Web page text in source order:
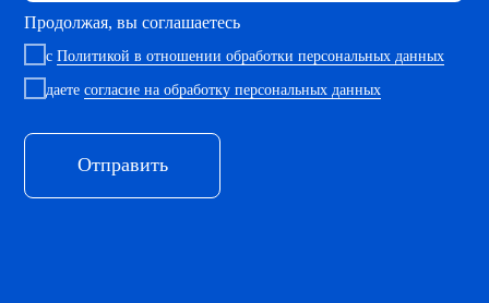
Продолжая, вы соглашаетесь
сПолитикой в отношении обработки персональных данных
даетесогласие на обработку персональных данных
Отправить